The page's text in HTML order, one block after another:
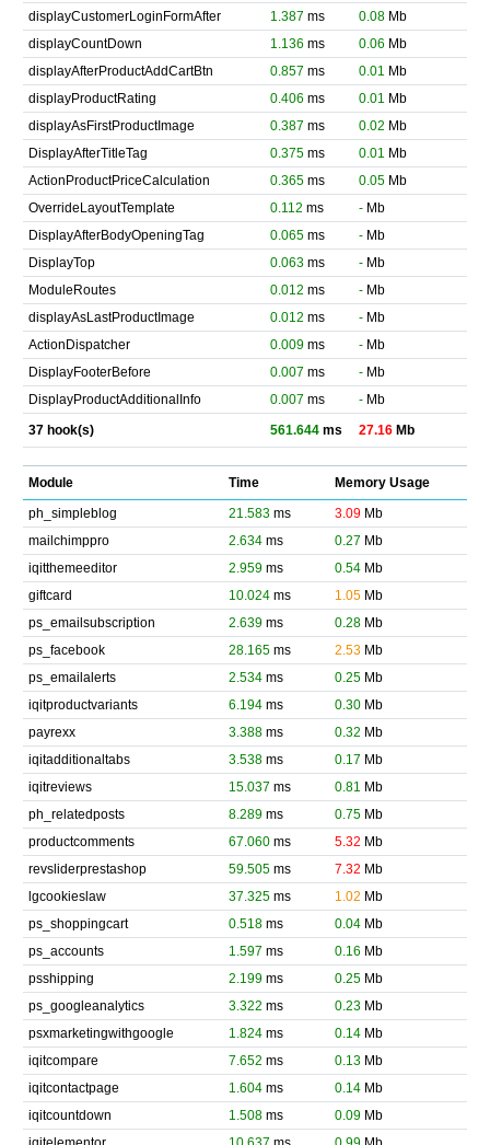
displayCustomerLoginFormAfter
1.387 ms 0.08Mb
displayCountDown
1.136 ms 0.06 Mb
displayAfterProductAddCartBtn
0.857 ms 0.01 Mb
displayProductRating
0.406 ms 0.01 Mb
displayAsFirstProductImage
0.387 ms 0.02 Mb
DisplayAfterTitleTag
0.375ms 0.01 Mb
ActionProductPriceCalculation
0.365ms 0.05Mb
OverrideLayoutTemplate
0.112 ms -Mb
DisplayAfterBodyOpeningTag
0.065ms -Mb
DisplayTop
0.063ms -Mb
ModuleRoutes
0.012 ms -Mb
displayAsLastProductImage
0.012 ms -Mb
ActionDispatcher
0.009ms -Mb
DisplayFooterBefore
0.007 ms -Mb
DisplayProductAdditionalInfo
0.007 ms -Mb
37 hook(s)
561.644ms 27.16Mb
Module Time
Memory Usage
ph_simpleblog
21.583ms 3.09Mb
mailchimppro
2.634ms 0.27 Mb
iqitthemeeditor
2.959ms 0.54Mb
giftcard
10.024ms 1.05Mb
ps_emailsubscription
2.639ms 0.28Mb
ps_facebook
28.165ms 2.53Mb
ps_emailalerts
2.534ms 0.25Mb
iqitproductvariants
6.194ms 0.30Mb
payrexx
3.388ms 0.32 Mb
iqitadditionaltabs
3.538ms 0.17 Mb
iqitreviews
15.037 ms 0.81 Mb
ph_relatedposts
8.289ms 0.75Mb
productcomments
67.060ms 5.32 Mb
revsliderprestashop
59.505ms 7.32 Mb
lgcookieslaw
37.325ms 1.02 Mb
ps_shoppingcart
0.518ms 0.04Mb
ps_accounts
1.597 ms 0.16 Mb
psshipping
2.199ms 0.25Mb
ps_googleanalytics
3.322 ms 0.23Mb
psxmarketingwithgoogle
1.824ms 0.14Mb
iqitcompare
7.652 ms 0.13Mb
iqitcontactpage
1.604ms 0.14Mb
iqitcountdown
1.508ms 0.09Mb